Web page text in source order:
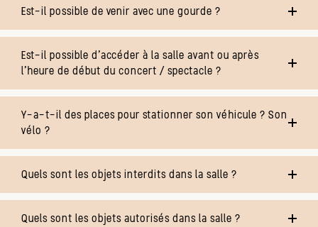
Est-il possible de venir avec une gourde ?
Est-il possible d’accéder à la salle avant ou après
l’heure de début du concert / spectacle ?
Y-a-t-il des places pour stationner son véhicule ? Son
vélo ?
Quels sont les objets interdits dans la salle ?
Quels sont les objets autorisés dans la salle ?